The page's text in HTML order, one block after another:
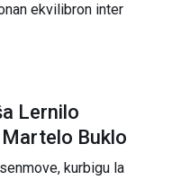
ekvilibron inter
Lernilo
Buklo
kurbigu la